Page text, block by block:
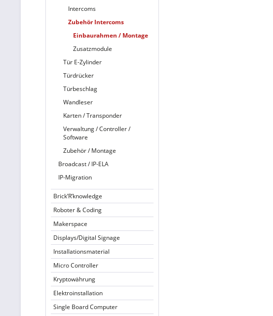
Intercoms
Zubehör Intercoms
Einbaurahmen / Montage
Zusatzmodule
Tür E-Zylinder
Türdrücker
Türbeschlag
Wandleser
Karten / Transponder
Verwaltung / Controller /
Software
Zubehör / Montage
Broadcast / IP-ELA
IP-Migration
Brick’R’knowledge
Roboter & Coding
Makerspace
Displays/Digital Signage
Installationsmaterial
Micro Controller
Kryptowährung
Elektroinstallation
Single Board Computer